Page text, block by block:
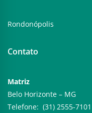
Rondonópolis
Contato
Matriz
Belo Horizonte – MG
Telefone: (31) 2555-7101